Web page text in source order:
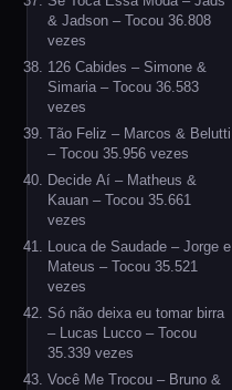
& Jadson – Tocou 36.808
vezes
126 Cabides – Simone &
Simaria – Tocou 36.583
vezes
Tão Feliz – Marcos & Belutti
– Tocou 35.956 vezes
Decide Aí – Matheus &
Kauan – Tocou 35.661
vezes
Louca de Saudade – Jorge e
Mateus – Tocou 35.521
vezes
Só não deixa eu tomar birra
– Lucas Lucco – Tocou
35.339 vezes
Você Me Trocou – Bruno &